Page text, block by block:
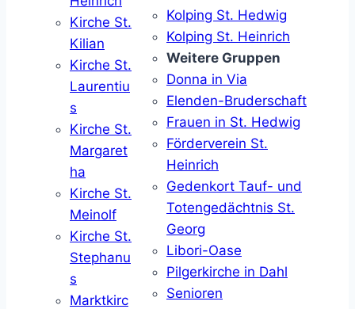
Kirche St.
Kilian
Kirche St.
Laurentiu
s
Kirche St.
Margaret
ha
Kirche St.
Meinolf
Kirche St.
Stephanu
s
Marktkirc
Kolping St. Hedwig
Kolping St. Heinrich
Weitere Gruppen
Donna in Via
Elenden-Bruderschaft
Frauen in St. Hedwig
Förderverein St.
Heinrich
Gedenkort Tauf- und
Totengedächtnis St.
Georg
Libori-Oase
Pilgerkirche in Dahl
Senioren